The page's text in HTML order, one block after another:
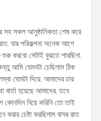
সহ সকল আনুষ্ঠানিকতা শেষ করে
যার পরিকল্পনা অনেক আগে
করবো সেটাই বুঝতে পারছিনা.
আমি যেমনটা চেছিলাম ঠিক
ঘোমটা দিয়ে. আমাদের চার
হয়েছে আমাদের. তবে
বিয়ে করিনি তো তাই
করার চেষ্টা করছিলাম বাসর রাত